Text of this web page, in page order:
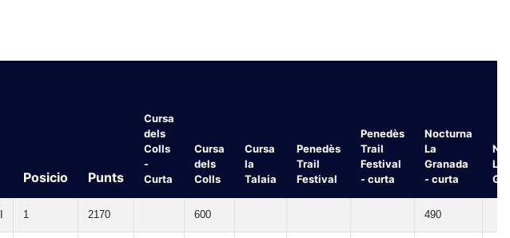
Posicio Punts
Cursa
dels
Colls
-
Curta
Cursa
dels
Colls
Cursa
la
Talaia
Penedès
Trail
Festival
Penedès
Trail
Festival
- curta
Nocturna
La
Granada
- curta
La
1 2170 600 490